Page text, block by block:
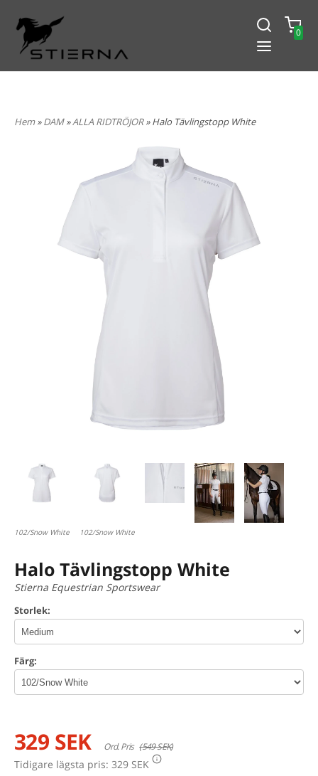
0
Hem»DAM»ALLA RIDTRÖJOR» Halo Tävlingstopp White
102/Snow White 102/Snow White
Halo Tävlingstopp White
Stierna Equestrian Sportswear
Storlek:
Färg:
329 SEK Ord. Pris (549 SEK)
Tidigare lägsta pris: 329 SEK